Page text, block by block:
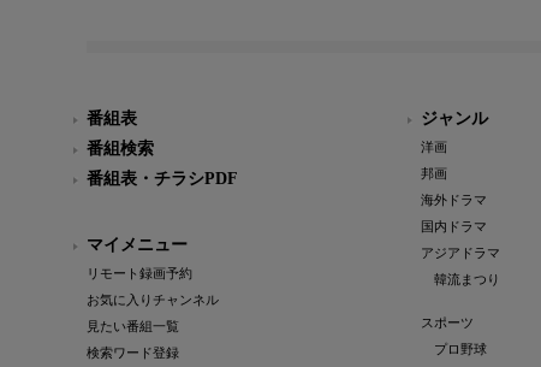
番組表
番組検索
番組表・チラシPDF
マイメニュー
リモート録画予約
お気に入りチャンネル
見たい番組一覧
検索ワード登録
ジャンル
洋画
邦画
海外ドラマ
国内ドラマ
アジアドラマ
韓流まつり
スポーツ
プロ野球